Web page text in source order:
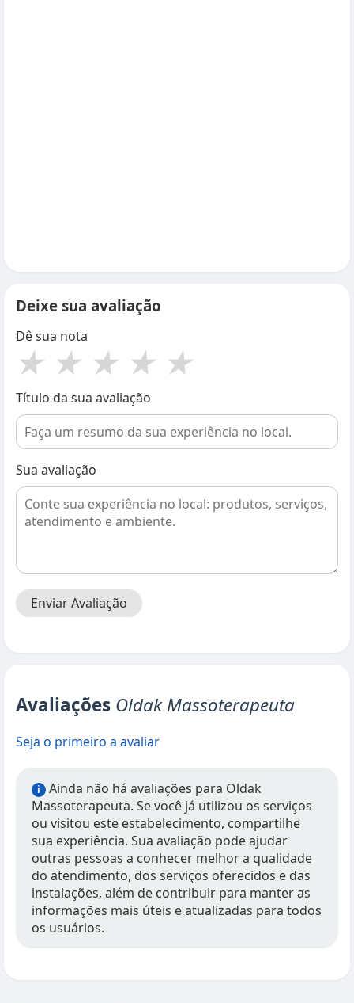
Deixe sua avaliação
Dê sua nota
★ ★ ★ ★ ★
Título da sua avaliação
Sua avaliação
Enviar Avaliação
Avaliações Oldak Massoterapeuta
Seja o primeiro a avaliar
i
Ainda não há avaliações para Oldak
Massoterapeuta. Se você já utilizou os serviços
ou visitou este estabelecimento, compartilhe
sua experiência. Sua avaliação pode ajudar
outras pessoas a conhecer melhor a qualidade
do atendimento, dos serviços oferecidos e das
instalações, além de contribuir para manter as
informações mais úteis e atualizadas para todos
os usuários.